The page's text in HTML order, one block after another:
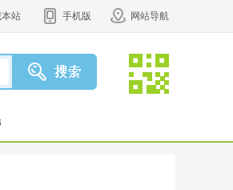
站 手机版 网站导航